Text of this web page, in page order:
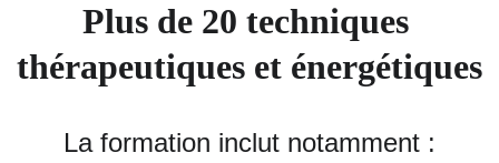
Plus de 20 techniques
thérapeutiques et énergétiques
La formation inclut notamment :